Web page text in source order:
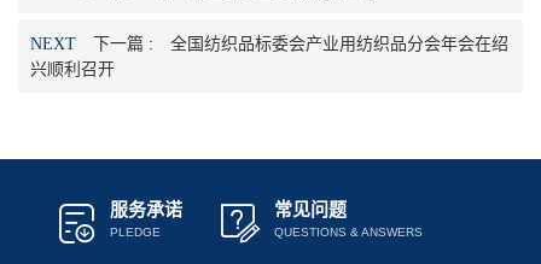
NEXT 下一篇 :
全国纺织品标委会产业用纺织品分会年会在绍
兴顺利召开
服务承诺
PLEDGE
常见问题
QUESTIONS & ANSWERS